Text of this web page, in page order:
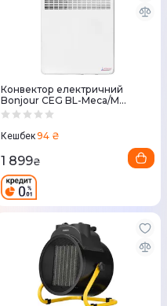
Конвектор електричний
Bonjour CEG BL-Meca/M
(500W)
Кешбек94 ₴
1 899₴